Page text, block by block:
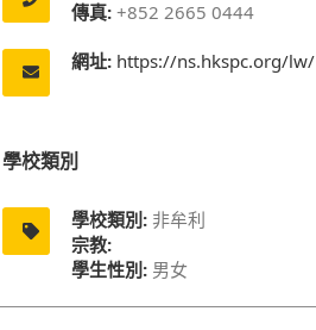
傳真: +852 2665 0444
網址: https://ns.hkspc.org/lw/
學校類別
學校類別: 非牟利
宗教:
學生性別: 男女